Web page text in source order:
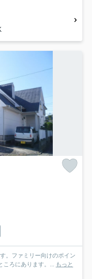
。ファミリー向けのポイン
ころにあります。... もっと